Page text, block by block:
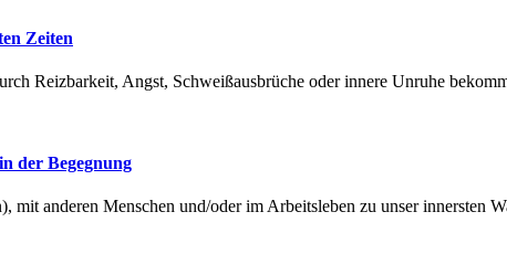
Zeiten
Reizbarkeit, Angst, Schweißausbrüche oder innere Unruhe
der Begegnung
anderen Menschen und/oder im Arbeitsleben zu unser innersten